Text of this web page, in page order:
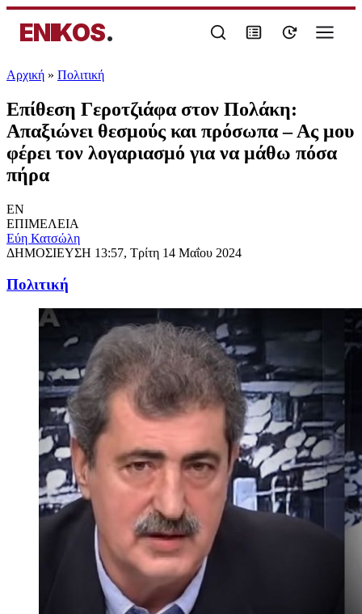
ENIKOS.
Αρχική » Πολιτική
Επίθεση Γεροτζιάφα στον Πολάκη:
Απαξιώνει θεσμούς και πρόσωπα – Ας μου
φέρει τον λογαριασμό για να μάθω πόσα
πήρα
EN
ΕΠΙΜΕΛΕΙΑ
Εύη Κατσώλη
ΔΗΜΟΣΙΕΥΣΗ 13:57, Τρίτη 14 Μαΐου 2024
Πολιτική